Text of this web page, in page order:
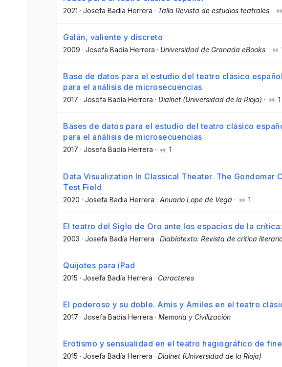
2021 · Josefa Badía Herrera · Talía Revista de estudios teatrales ·
Galán, valiente y discreto
2009 · Josefa Badía Herrera · Universidad de Granada eBooks ·
Base de datos para el estudio del teatro clásico
para el análisis de microsecuencias
2017 · Josefa Badía Herrera · Dialnet (Universidad de la Rioja) · 1
Bases de datos para el estudio del teatro clásico
para el análisis de microsecuencias
2017 · Josefa Badía Herrera · 1
Data Visualization In Classical Theater. The Gondomar
Test Field
2020 · Josefa Badia Herrera · Anuario Lope de Vega · 1
El teatro del Siglo de Oro ante los espacios de la
2003 · Josefa Badía Herrera · Diablotexto: Revista de critica
Quijotes para iPad
2015 · Josefa Badía Herrera · Caracteres
El poderoso y su doble. Amis y Amiles en el teatro
2017 · Josefa Badía Herrera · Memoria y Civilización
Erotismo y sensualidad en el teatro hagiográfico de
2015 · Josefa Badía Herrera · Dialnet (Universidad de la Rioja)